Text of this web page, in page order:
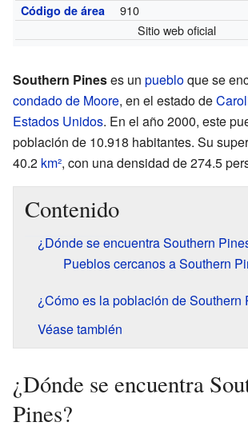
Código de área
910
Sitio web oficial
Southern Pineses un puebloque se
condado de Moore, en el estado de
Estados Unidos. En el año 2000, este
población de 10.918 habitantes. Su
40.2 km², con una densidad de 274.5
Contenido
¿Dónde se encuentra Southern
Pueblos cercanos a Southern
¿Cómo es la población de Southern
Véase también
¿Dónde se encuentra
Pines?